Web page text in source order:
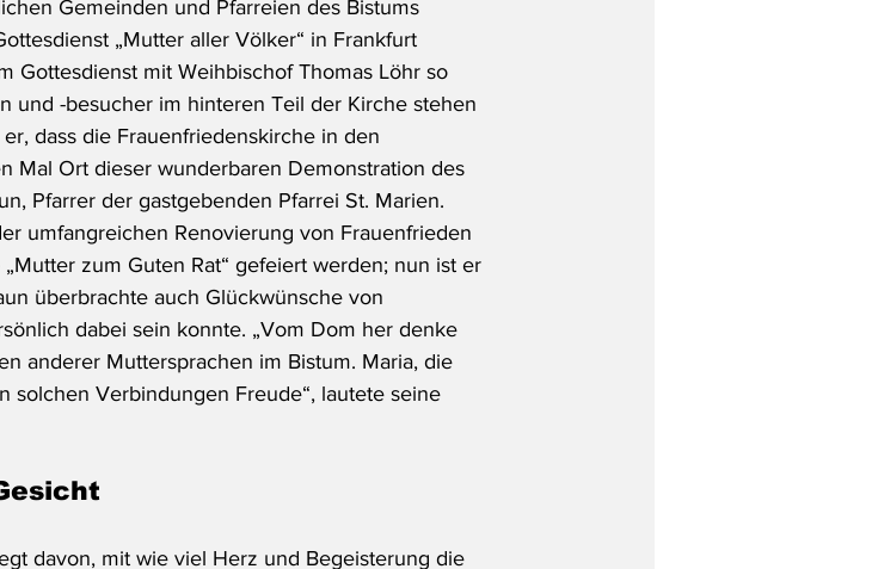
Gemeinden und Pfarreien des Bistums
„Mutter aller Völker“ in Frankfurt
Gottesdienst mit Weihbischof Thomas Löhr so
und -besucher im hinteren Teil der Kirche stehen
dass die Frauenfriedenskirche in den
Mal Ort dieser wunderbaren Demonstration des
Pfarrer der gastgebenden Pfarrei St. Marien.
umfangreichen Renovierung von Frauenfrieden
zum Guten Rat“ gefeiert werden; nun ist er
überbrachte auch Glückwünsche von
dabei sein konnte. „Vom Dom her denke
anderer Muttersprachen im Bistum. Maria, die
solchen Verbindungen Freude“, lautete seine
davon, mit wie viel Herz und Begeisterung die